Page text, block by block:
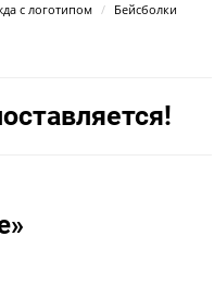
с логотипом
Бейсболки